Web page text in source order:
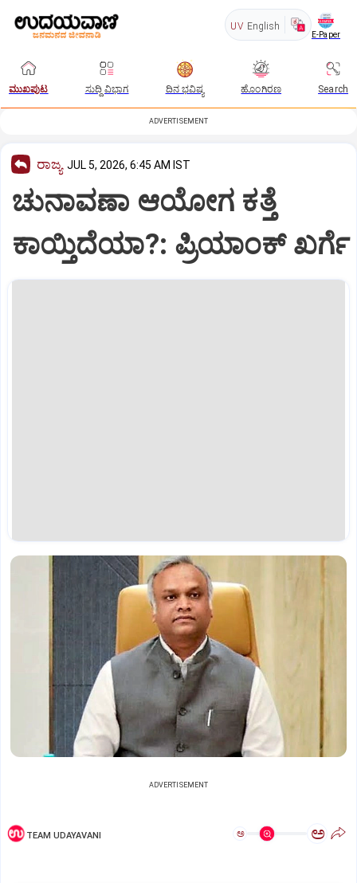
UV English
E-Paper
ಮುಖಪುಟ ಸುದ್ದಿ ವಿಭಾಗ ದಿನ ಭವಿಷ್ಯ ಹೊಂಗಿರಣ Search
ADVERTISEMENT
ರಾಜ್ಯ JUL 5, 2026, 6:45 AM IST
ಚುನಾವಣಾ ಆಯೋಗ ಕತ್ತೆ
ಕಾಯ್ತಿದೆಯಾ?: ಪ್ರಿಯಾಂಕ್ ಖರ್ಗೆ
ADVERTISEMENT
TEAM UDAYAVANI ಅ ಅ